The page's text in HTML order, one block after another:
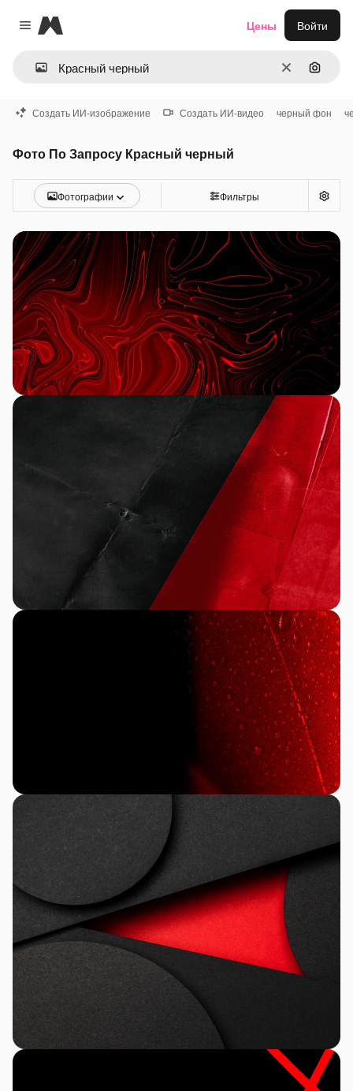
Close menu
Magnific
ОчиститьПоиск
Цены Войти
Создать ИИ-изображение Создать ИИ-видео черный фон
Фото По Запросу Красный черный
Фотографии Фильтры